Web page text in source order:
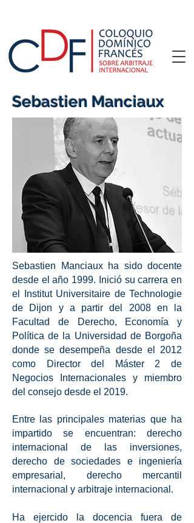
Sebastien Manciaux
Sebastien Manciaux ha sido docente
desde el año 1999. Inició su carrera en
el Institut Universitaire de Technologie
de Dijon y a partir del 2008 en la
Facultad de Derecho, Economía y
Política de la Universidad de Borgoña
donde se desempeña desde el 2012
como Director del Máster 2 de
Negocios Internacionales y miembro
del consejo desde el 2019.
Entre las principales materias que ha
impartido se encuentran: derecho
internacional de las inversiones,
derecho de sociedades e ingeniería
empresarial, derecho mercantil
internacional y arbitraje internacional.
Ha ejercido la docencia fuera de